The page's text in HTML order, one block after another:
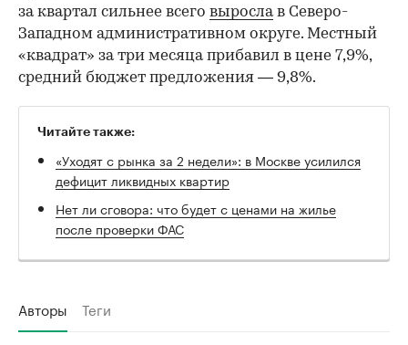
за квартал сильнее всего вырослав Северо-
Западном административном округе. Местный
«квадрат» за три месяца прибавил в цене 7,9%,
средний бюджет предложения — 9,8%.
Читайте также:
«Уходят с рынка за 2 недели»: в Москве усилился
дефицит ликвидных квартир
Нет ли сговора: что будет с ценами на жилье
после проверки ФАС
Авторы Теги